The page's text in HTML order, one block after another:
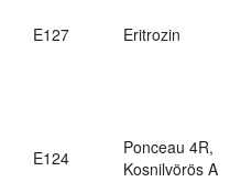
E127
Eritrozin
E124
Ponceau 4R,
Kosnilvörös A